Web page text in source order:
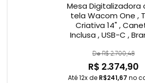
Mesa Digitalizadora
tela Wacom One ,
Criativa 14" ,
Inclusa , USB-C ,
De R$ 2.700,48
R$ 2.374,90
Até 12x de R$241,67 no